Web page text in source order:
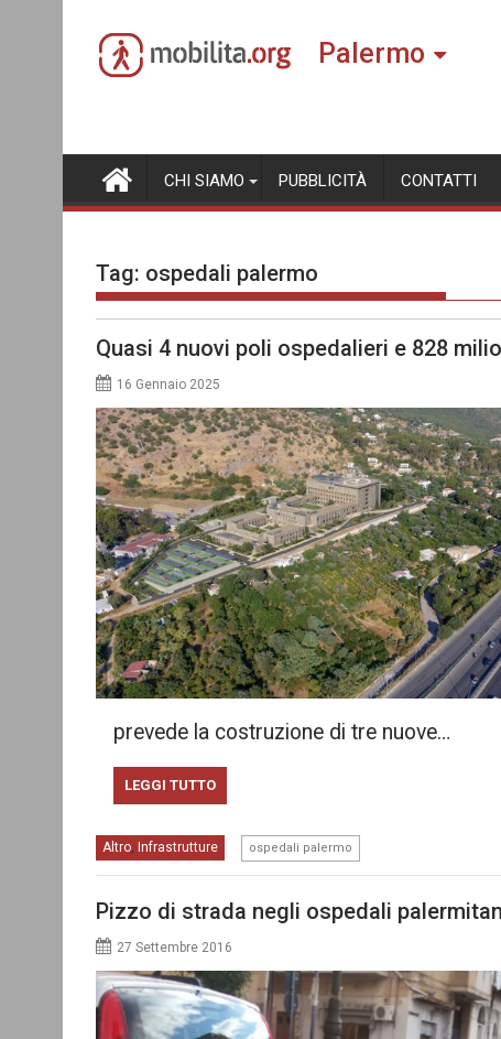
content
Palermo
CHI SIAMO PUBBLICITÀ CONTATTI
Tag: ospedali palermo
Quasi 4 nuovi poli ospedalieri e 828
16 Gennaio 2025
prevede la costruzione di tre nuove…
LEGGI TUTTO
Altro Infrastrutture ospedali palermo
Pizzo di strada negli ospedali
27 Settembre 2016